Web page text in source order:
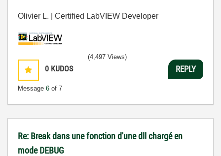
Olivier L. | Certified LabVIEW Developer
0 KUDOS
Message 6 of 7
(4,497 Views)
REPLY
Re: Break dans une fonction d'une dll chargé en
mode DEBUG